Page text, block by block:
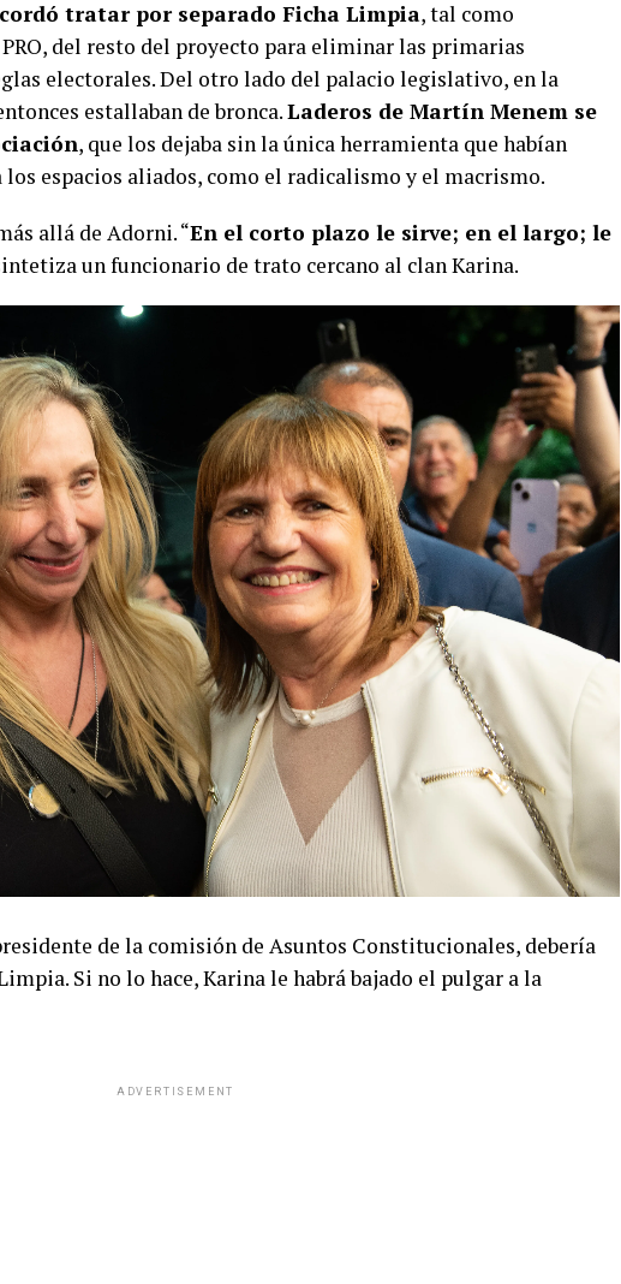
tratar por separado Ficha Limpia, tal como
del resto del proyecto para eliminar las primarias
electorales. Del otro lado del palacio legislativo, en la
estallaban de bronca.Laderos de Martín Menem se
, que los dejaba sin la única herramienta que habían
los espacios aliados, como el radicalismo y el macrismo.
allá de Adorni. “En el corto plazo le sirve; en el largo; le
un funcionario de trato cercano al clan Karina.
de la comisión de Asuntos Constitucionales, debería
Si no lo hace, Karina le habrá bajado el pulgar a la
ADVERTISEMENT